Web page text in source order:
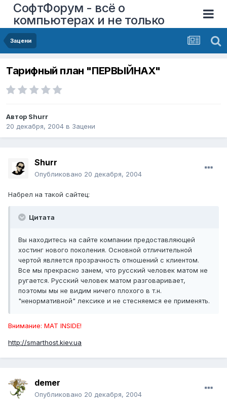
СофтФорум - всё о
компьютерах и не только
Зацени
Тарифный план "ПЕРВЫЙНАХ"
Автор Shurr
20 декабря, 2004 в Зацени
Shurr
Опубликовано 20 декабря, 2004
Набрел на такой сайтец:
Цитата
Вы находитесь на сайте компании предоставляющей
хостинг нового поколения. Основной отличительной
чертой является прозрачность отношений с клиентом.
Все мы прекрасно занем, что русский человек матом не
ругается. Русский человек матом разговаривает,
поэтомы мы не видим ничего плохого в т.н.
"ненормативной" лексике и не стесняемся ее применять.
Внимание: МАТ INSIDE!
http://smarthost.kiev.ua
demer
Опубликовано 20 декабря, 2004